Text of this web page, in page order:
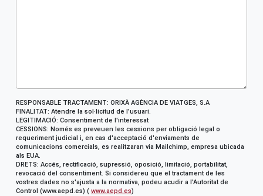
RESPONSABLE TRACTAMENT: ORIXÀ AGÈNCIA DE VIATGES, S.A
FINALITAT: Atendre la sol·licitud de l’usuari.
LEGITIMACIÓ: Consentiment de l'interessat
CESSIONS: Només es preveuen les cessions per obligació legal o
requeriment judicial i, en cas d'acceptació d'enviaments de
comunicacions comercials, es realitzaran via Mailchimp, empresa ubicada
als EUA.
DRETS: Accés, rectificació, supressió, oposició, limitació, portabilitat,
revocació del consentiment. Si considereu que el tractament de les
vostres dades no s'ajusta a la normativa, podeu acudir a l'Autoritat de
Control (www.aepd.es) ( www.aepd.es)